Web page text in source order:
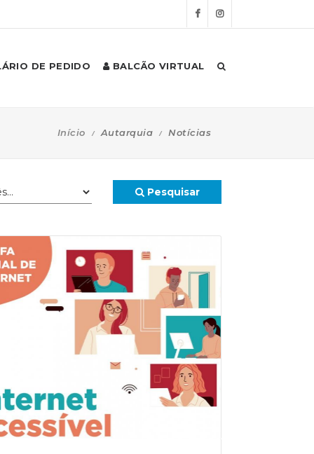
DE PEDIDO BALCÃO VIRTUAL
Início Autarquia Notícias
Pesquisar